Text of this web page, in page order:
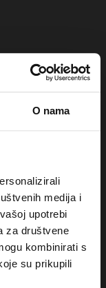
O nama
medija i
upotrebi
za društvene
kombinirati s
su prikupili